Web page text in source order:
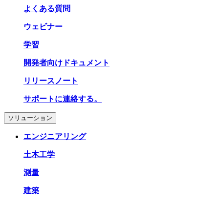
よくある質問
ウェビナー
学習
開発者向けドキュメント
リリースノート
サポートに連絡する。
ソリューション
エンジニアリング
土木工学
測量
建築